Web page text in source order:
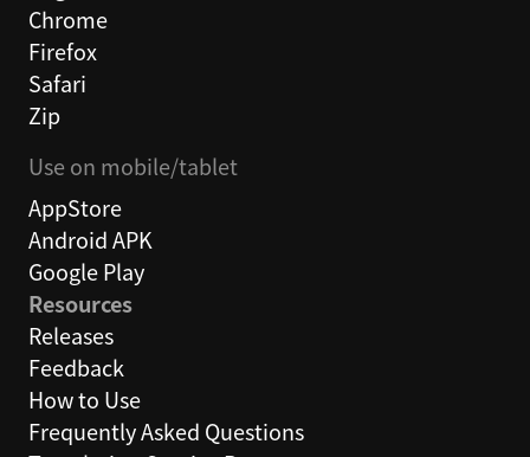
Chrome
Firefox
Safari
Zip
Use on mobile/tablet
AppStore
Android APK
Google Play
Resources
Releases
Feedback
How to Use
Frequently Asked Questions